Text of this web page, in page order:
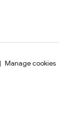
Manage cookies